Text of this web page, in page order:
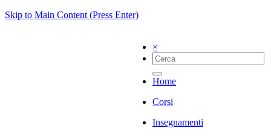
Skip to Main Content (Press Enter)
×
Home
Corsi
Insegnamenti